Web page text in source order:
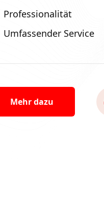
Professionalität
Umfassender Service
Mehr dazu